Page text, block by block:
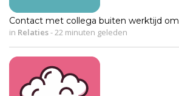
Contact met collega buiten werktijd om
in Relaties-22 minuten geleden